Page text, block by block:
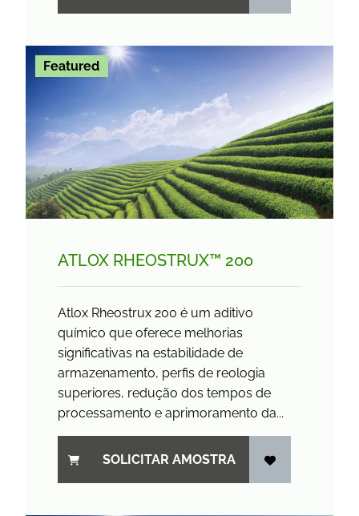
Featured
ATLOX RHEOSTRUX™ 200
Atlox Rheostrux 200 é um aditivo
químico que oferece melhorias
significativas na estabilidade de
armazenamento, perfis de reologia
superiores, redução dos tempos de
processamento e aprimoramento da...
SOLICITAR AMOSTRA